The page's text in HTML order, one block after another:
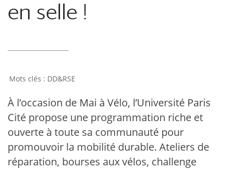
en selle !
DD&RSE
À l’occasion de Mai à Vélo, l’Université Paris
Cité propose une programmation riche et
ouverte à toute sa communauté pour
promouvoir la mobilité durable. Ateliers de
réparation, bourses aux vélos, challenge